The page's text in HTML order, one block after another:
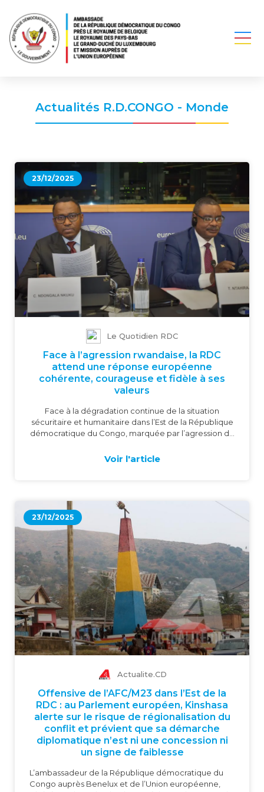
Actualités R.D.CONGO - Monde
23/12/2025
Le Quotidien RDC
Face à l’agression rwandaise, la RDC
attend une réponse européenne
cohérente, courageuse et fidèle à ses
valeurs
Face à la dégradation continue de la situation
sécuritaire et humanitaire dans l’Est de la République
démocratique du Congo, marquée par l’agression du
l’Ambassadeur de la RDC auprès de l’Union
Voir l'article
23/12/2025
Actualite.CD
Offensive de l’AFC/M23 dans l’Est de la
RDC : au Parlement européen, Kinshasa
alerte sur le risque de régionalisation du
conflit et prévient que sa démarche
diplomatique n’est ni une concession ni
un signe de faiblesse
L’ambassadeur de la République démocratique du
Congo auprès Benelux et de l’Union européenne,